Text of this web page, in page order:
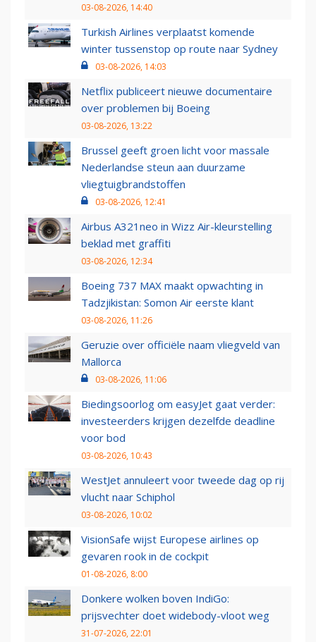
03-08-2026, 14:40
Turkish Airlines verplaatst komende
winter tussenstop op route naar Sydney
03-08-2026, 14:03
Netflix publiceert nieuwe documentaire
over problemen bij Boeing
03-08-2026, 13:22
Brussel geeft groen licht voor massale
Nederlandse steun aan duurzame
vliegtuigbrandstoffen
03-08-2026, 12:41
Airbus A321neo in Wizz Air-kleurstelling
beklad met graffiti
03-08-2026, 12:34
Boeing 737 MAX maakt opwachting in
Tadzjikistan: Somon Air eerste klant
03-08-2026, 11:26
Geruzie over officiële naam vliegveld van
Mallorca
03-08-2026, 11:06
Biedingsoorlog om easyJet gaat verder:
investeerders krijgen dezelfde deadline
voor bod
03-08-2026, 10:43
WestJet annuleert voor tweede dag op rij
vlucht naar Schiphol
03-08-2026, 10:02
VisionSafe wijst Europese airlines op
gevaren rook in de cockpit
01-08-2026, 8:00
Donkere wolken boven IndiGo:
prijsvechter doet widebody-vloot weg
31-07-2026, 22:01